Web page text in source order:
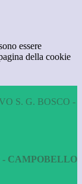
essere
della cookie
S. G. BOSCO -
- CAMPOBELLO